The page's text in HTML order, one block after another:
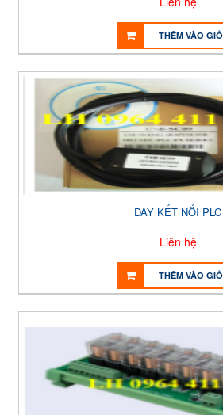
THÊM VÀO GIỎ
DÂY KẾT NỐI PLC
Liên hệ
THÊM VÀO GIỎ